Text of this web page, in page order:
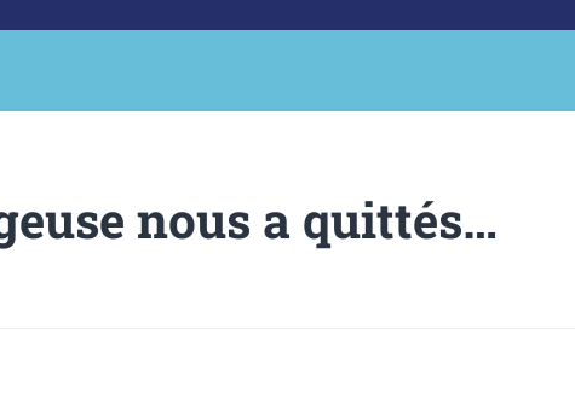
nous a quittés…